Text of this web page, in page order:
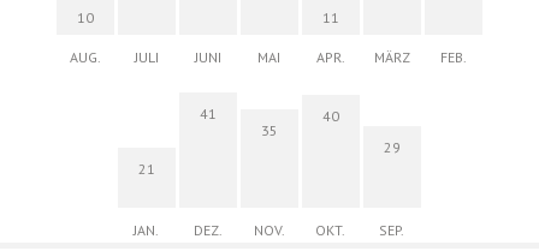
10
AUG. JULI JUNI MAI
11
APR. MÄRZ FEB.
21
JAN.
41
DEZ.
35
NOV.
40
OKT.
29
SEP.